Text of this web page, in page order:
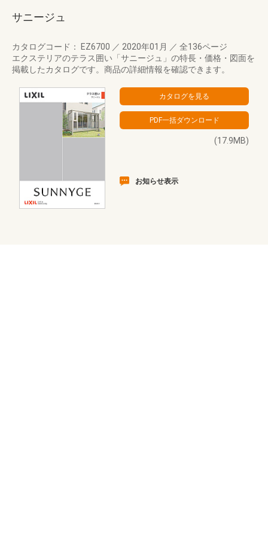
サニージュ
カタログコード： EZ6700 ／ 2020年01月 ／ 全136ページ
エクステリアのテラス囲い「サニージュ」の特長・価格・図面を
掲載したカタログです。商品の詳細情報を確認できます。
(17.9MB)
お知らせ表示